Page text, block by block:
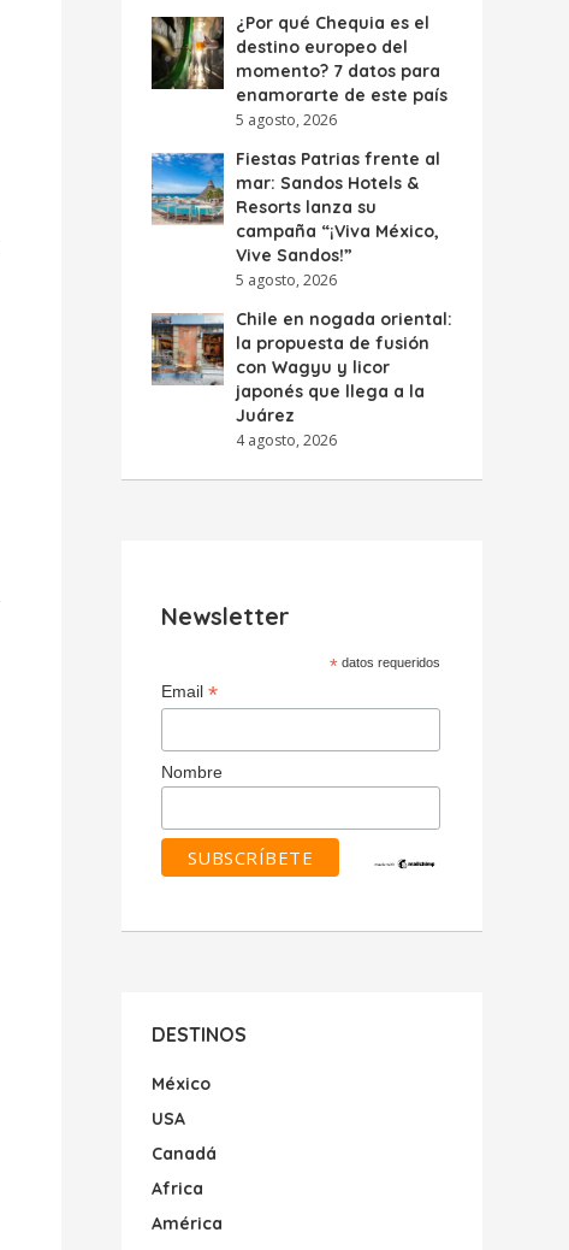
¿Por qué Chequia es el
destino europeo del
momento? 7 datos para
enamorarte de este país
5 agosto, 2026
Fiestas Patrias frente al
mar: Sandos Hotels &
Resorts lanza su
campaña “¡Viva México,
Vive Sandos!”
5 agosto, 2026
Chile en nogada oriental:
la propuesta de fusión
con Wagyu y licor
japonés que llega a la
Juárez
4 agosto, 2026
Newsletter
* datos requeridos
Email *
Nombre
DESTINOS
México
USA
Canadá
Africa
América